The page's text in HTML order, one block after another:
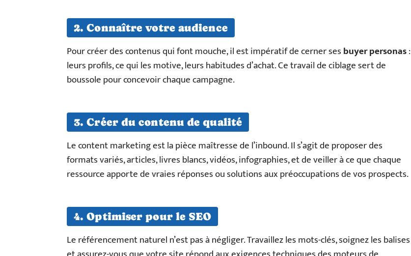
2. Connaître votre audience
Pour créer des contenus qui font mouche, il est impératif de cerner sesbuyer personas:
leurs profils, ce qui les motive, leurs habitudes d’achat. Ce travail de ciblage sert de
boussole pour concevoir chaque campagne.
3. Créer du contenu de qualité
Le content marketing est la pièce maîtresse de l’inbound. Il s’agit de proposer des
formats variés, articles, livres blancs, vidéos, infographies, et de veiller à ce que chaque
ressource apporte de vraies réponses ou solutions aux préoccupations de vos prospects.
4. Optimiser pour le SEO
Le référencement naturel n’est pas à négliger. Travaillez les mots-clés, soignez les balises